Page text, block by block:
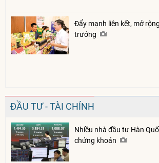
Đẩy mạnh liên kết, mở
trưởng
ĐẦU TƯ - TÀI CHÍNH
Nhiều nhà đầu tư Hàn
chứng khoán